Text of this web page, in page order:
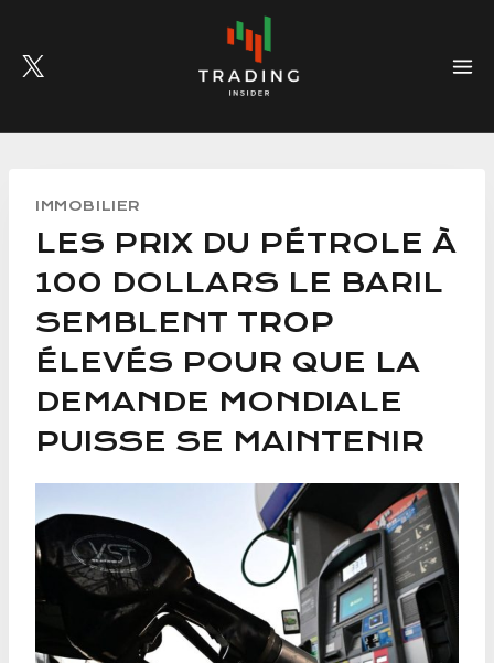
content
IMMOBILIER
LES PRIX DU PÉTROLE À
100 DOLLARS LE BARIL
SEMBLENT TROP
ÉLEVÉS POUR QUE LA
DEMANDE MONDIALE
PUISSE SE MAINTENIR